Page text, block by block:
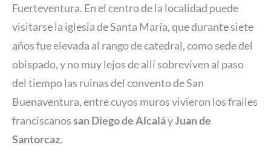
Fuerteventura. En el centro de la localidad puede
visitarse la iglesia de Santa María, que durante siete
años fue elevada al rango de catedral, como sede del
obispado, y no muy lejos de allí sobreviven al paso
del tiempo las ruinas del convento de San
Buenaventura, entre cuyos muros vivieron los frailes
franciscanossan Diego de AlcaláyJuan de
Santorcaz.